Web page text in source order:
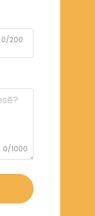
0/200
0/1000